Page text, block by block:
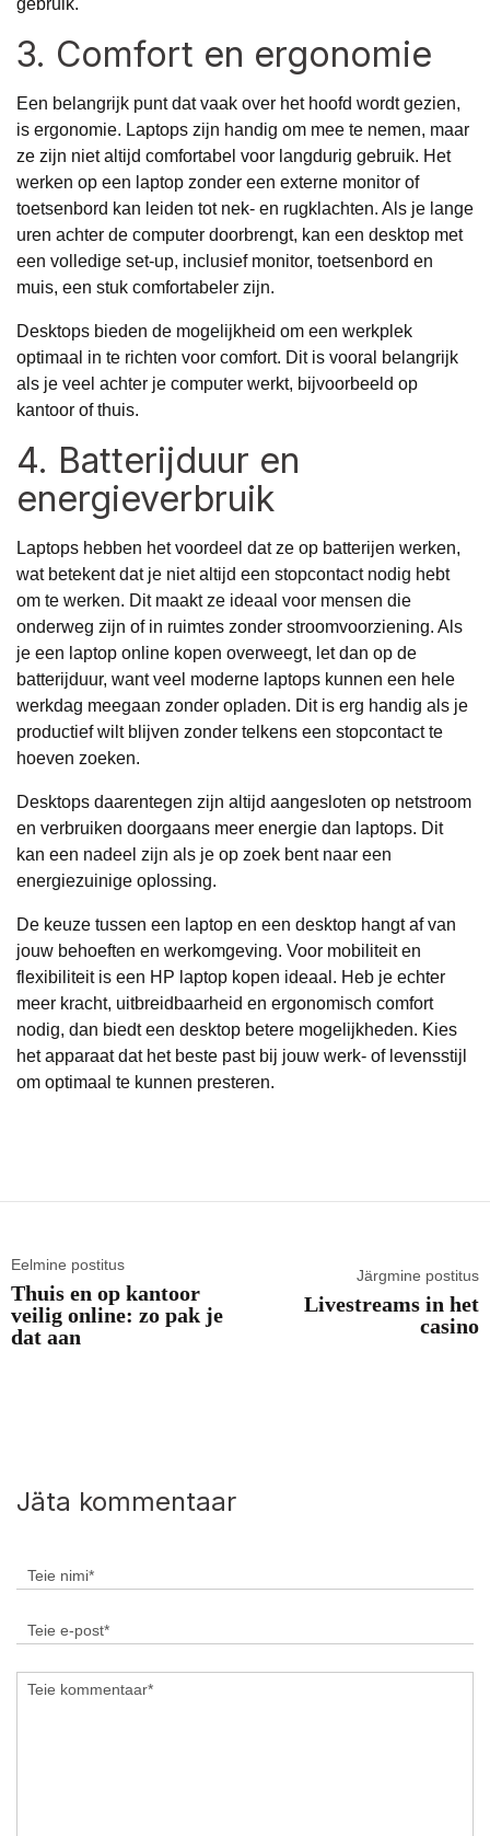
3. Comfort en ergonomie
Een belangrijk punt dat vaak over het hoofd wordt gezien,
is ergonomie. Laptops zijn handig om mee te nemen, maar
ze zijn niet altijd comfortabel voor langdurig gebruik. Het
werken op een laptop zonder een externe monitor of
toetsenbord kan leiden tot nek- en rugklachten. Als je lange
uren achter de computer doorbrengt, kan een desktop met
een volledige set-up, inclusief monitor, toetsenbord en
muis, een stuk comfortabeler zijn.
Desktops bieden de mogelijkheid om een werkplek
optimaal in te richten voor comfort. Dit is vooral belangrijk
als je veel achter je computer werkt, bijvoorbeeld op
kantoor of thuis.
4. Batterijduur en
energieverbruik
Laptops hebben het voordeel dat ze op batterijen werken,
wat betekent dat je niet altijd een stopcontact nodig hebt
om te werken. Dit maakt ze ideaal voor mensen die
onderweg zijn of in ruimtes zonder stroomvoorziening. Als
je een laptop online kopen overweegt, let dan op de
batterijduur, want veel moderne laptops kunnen een hele
werkdag meegaan zonder opladen. Dit is erg handig als je
productief wilt blijven zonder telkens een stopcontact te
hoeven zoeken.
Desktops daarentegen zijn altijd aangesloten op netstroom
en verbruiken doorgaans meer energie dan laptops. Dit
kan een nadeel zijn als je op zoek bent naar een
energiezuinige oplossing.
De keuze tussen een laptop en een desktop hangt af van
jouw behoeften en werkomgeving. Voor mobiliteit en
flexibiliteit is een HP laptop kopen ideaal. Heb je echter
meer kracht, uitbreidbaarheid en ergonomisch comfort
nodig, dan biedt een desktop betere mogelijkheden. Kies
het apparaat dat het beste past bij jouw werk- of levensstijl
om optimaal te kunnen presteren.
Eelmine postitus
Thuis en op kantoor
veilig online: zo pak je
dat aan
Järgmine postitus
Livestreams in het
casino
Jäta kommentaar